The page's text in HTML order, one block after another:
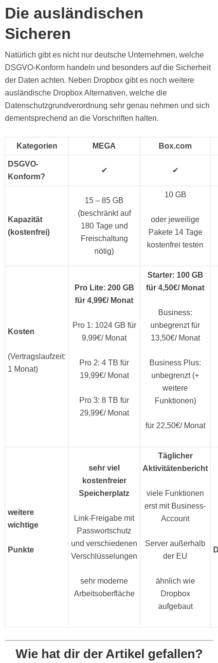
Die ausländischen
Sicheren
Natürlich gibt es nicht nur deutsche Unternehmen, welche
DSGVO-Konform handeln und besonders auf die Sicherheit
der Daten achten. Neben Dropbox gibt es noch weitere
ausländische Dropbox Alternativen, welche die
Datenschutzgrundverordnung sehr genau nehmen und sich
dementsprechend an die Vorschriften halten.
Kategorien MEGA Box.com
DSGVO-
Konform?
✔ ✔
Kapazität
(kostenfrei)
15 – 85 GB
(beschränkt auf
180 Tage und
Freischaltung
nötig)
10 GB
oder jeweilige
Pakete 14 Tage
kostenfrei testen
Kosten
(Vertragslaufzeit:
1 Monat)
Pro Lite: 200 GB
für 4,99€/ Monat
Pro 1: 1024 GB für
9,99€/ Monat
Pro 2: 4 TB für
19,99€/ Monat
Pro 3: 8 TB für
29,99€/ Monat
Starter: 100 GB
für 4,50€/ Monat
Business:
unbegrenzt für
13,50€/ Monat
Business Plus:
unbegrenzt (+
weitere
Funktionen)
für 22,50€/ Monat
weitere
wichtige
Punkte
sehr viel
kostenfreier
Speicherplatz
Link-Freigabe mit
Passwortschutz
und verschiedenen
Verschlüsselungen
sehr moderne
Arbeitsoberfläche
Täglicher
Aktivitätenbericht
viele Funktionen
erst mit Business-
Account
Server außerhalb
der EU
ähnlich wie
Dropbox
aufgebaut
Wie hat dir der Artikel gefallen?